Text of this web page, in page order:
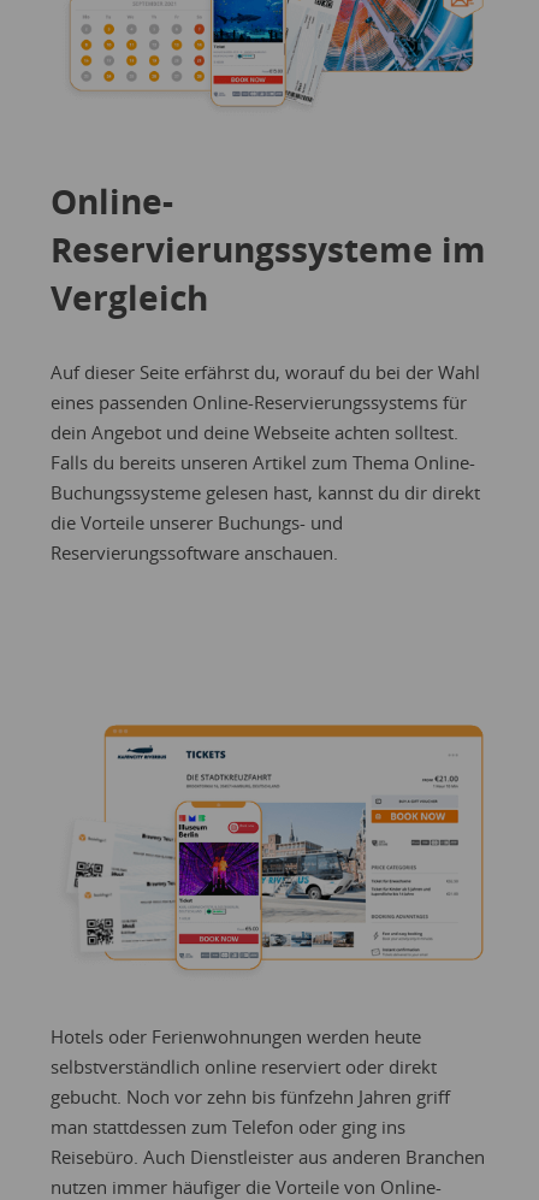
Online-
Reservierungssysteme im
Vergleich
Auf dieser Seite erfährst du, worauf du bei der Wahl
eines passenden Online-Reservierungssystems für
dein Angebot und deine Webseite achten solltest.
Falls du bereits unseren Artikel zum Thema Online-
Buchungssystemegelesen hast, kannst du dir direkt
die Vorteile unserer Buchungs- und
Reservierungssoftware anschauen.
Hotels oder Ferienwohnungen werden heute
selbstverständlich online reserviert oder direkt
gebucht. Noch vor zehn bis fünfzehn Jahren griff
man stattdessen zum Telefon oder ging ins
Reisebüro. Auch Dienstleister aus anderen Branchen
nutzen immer häufiger die Vorteile von Online-